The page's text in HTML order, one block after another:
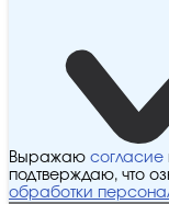
Выражаю согласие
подтверждаю, что
обработки